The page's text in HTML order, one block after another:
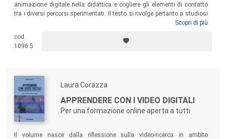
animazione digitale nella didattica e cogliere gli elementi di contatto
tra i diversi percorsi sperimentati. Il testo si rivolge pertanto a studiosi
e ricercatori nell’ambito della media education, interessati a una lettura
insegnanti, educatori e pedagogisti particolarmente attenti agli aspetti
educativo-didattici dell’animazione digitale.
Scopri di più
cod.
1096.5
Laura Corazza
APPRENDERE CON I VIDEO DIGITALI
Per una formazione online aperta a tutti
Il volume nasce dalla riflessione sulla video-ricerca in ambito